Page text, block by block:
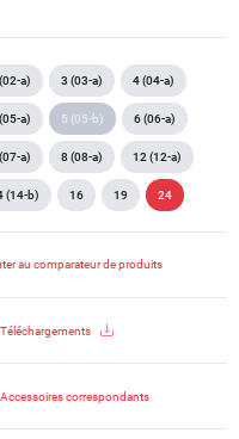
a) 3 (03-a) 4 (04-a)
a) 5 (05-b) 6 (06-a)
a) 8 (08-a) 12 (12-a)
(14-b) 16 19 24
au comparateur de produits
correspondants